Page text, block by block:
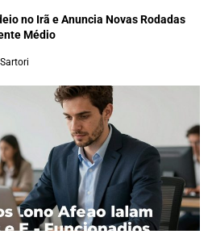
no Irã e Anuncia Novas Rodadas
Médio